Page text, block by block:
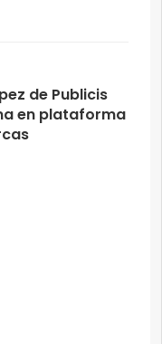
de Publicis
en plataforma